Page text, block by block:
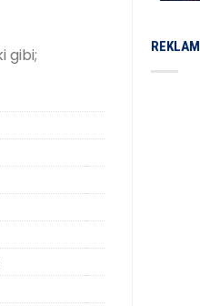
gibi; REKLAM